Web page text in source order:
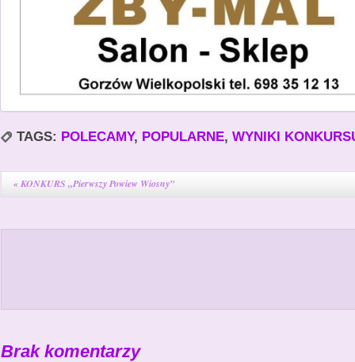
TAGS: POLECAMY, POPULARNE, WYNIKI
«KONKURS „Pierwszy Powiew Wiosny”
Brak komentarzy